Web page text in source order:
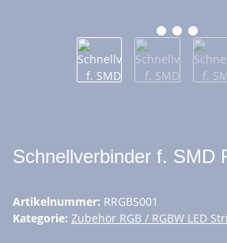
Schnellverbinder f. SMD
Artikelnummer: RRGBS001
Kategorie: Zubehör RGB / RGBW LED